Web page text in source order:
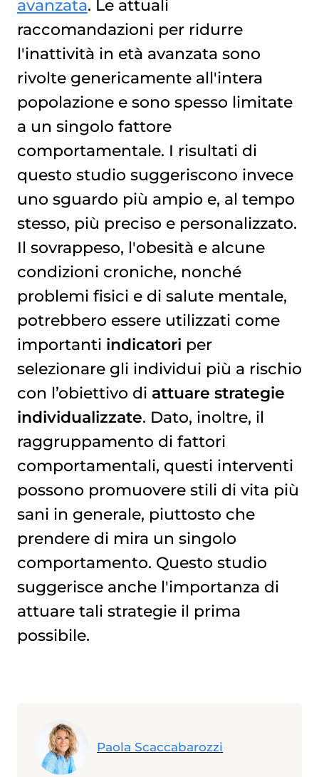
avanzata. Le attuali
raccomandazioni per ridurre
l'inattività in età avanzata sono
rivolte genericamente all'intera
popolazione e sono spesso limitate
a un singolo fattore
comportamentale. I risultati di
questo studio suggeriscono invece
uno sguardo più ampio e, al tempo
stesso, più preciso e personalizzato.
Il sovrappeso, l'obesità e alcune
condizioni croniche, nonché
problemi fisici e di salute mentale,
potrebbero essere utilizzati come
importanti indicatori per
selezionare gli individui più a rischio
con l’obiettivo di attuare strategie
individualizzate. Dato, inoltre, il
raggruppamento di fattori
comportamentali, questi interventi
possono promuovere stili di vita più
sani in generale, piuttosto che
prendere di mira un singolo
comportamento. Questo studio
suggerisce anche l'importanza di
attuare tali strategie il prima
possibile.
Paola Scaccabarozzi